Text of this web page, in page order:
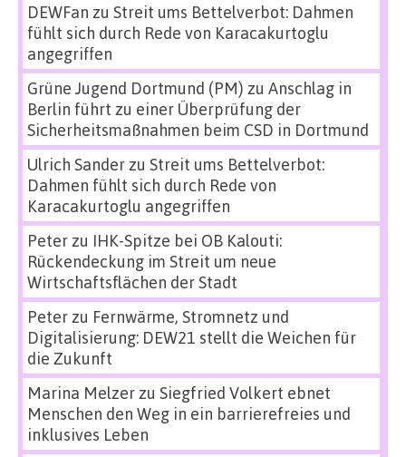
DEWFan zu Streit ums Bettelverbot: Dahmen
fühlt sich durch Rede von Karacakurtoglu
angegriffen
Grüne Jugend Dortmund (PM) zu Anschlag in
Berlin führt zu einer Überprüfung der
Sicherheitsmaßnahmen beim CSD in Dortmund
Ulrich Sanderzu Streit ums Bettelverbot:
Dahmen fühlt sich durch Rede von
Karacakurtoglu angegriffen
Peterzu IHK-Spitze bei OB Kalouti:
Rückendeckung im Streit um neue
Wirtschaftsflächen der Stadt
Peterzu Fernwärme, Stromnetz und
Digitalisierung: DEW21 stellt die Weichen für
die Zukunft
Marina Melzerzu Siegfried Volkert ebnet
Menschen den Weg in ein barrierefreies und
inklusives Leben